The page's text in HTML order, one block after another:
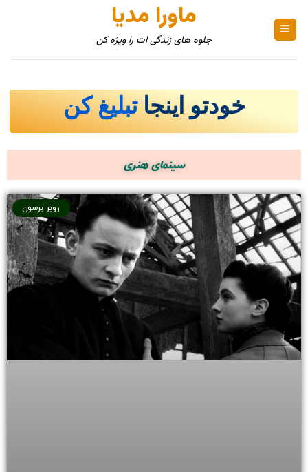
ماورا مدیا
جلوه های زندگی ات را ویژه کن
خودتو اینجا تبلیغ کن
سینمای هنری
روبر برسون